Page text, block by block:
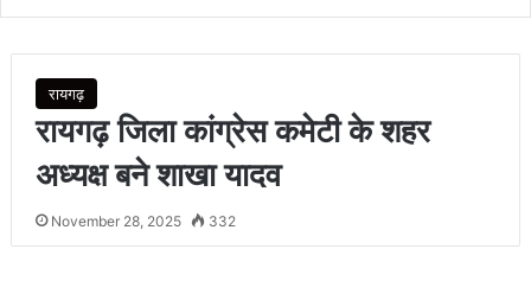
रायगढ़
रायगढ़ जिला कांग्रेस कमेटी के शहर
अध्यक्ष बने शाखा यादव
November 28, 2025 332